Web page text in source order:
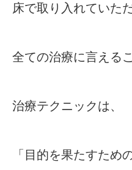
床で取り入れていた
全ての治療に言える
治療テクニックは、
「目的を果たすため